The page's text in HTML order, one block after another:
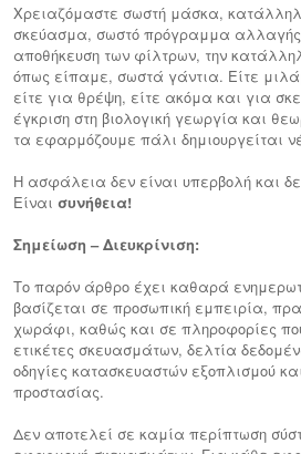
Χρειαζόμαστε σωστή μάσκα,
σκεύασμα, σωστό πρόγραμμα
αποθήκευση των φίλτρων, την
όπως είπαμε, σωστά γάντια. Είτε
είτε για θρέψη, είτε ακόμα και για
έγκριση στη βιολογική γεωργία και
τα εφαρμόζουμε πάλι δημιουργείται
Η ασφάλεια δεν είναι υπερβολή και
Είναι συνήθεια!
Σημείωση – Διευκρίνιση:
Το παρόν άρθρο έχει καθαρά
βασίζεται σε προσωπική εμπειρία,
χωράφι, καθώς και σε πληροφορίες
ετικέτες σκευασμάτων, δελτία
οδηγίες κατασκευαστών εξοπλισμού
προστασίας.
Δεν αποτελεί σε καμία περίπτωση